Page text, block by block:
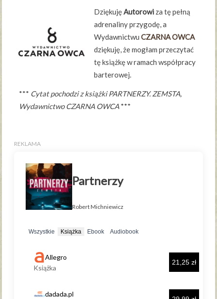
Dziękuję Autorowi za tę pełną
adrenaliny przygodę, a
WydawnictwuCZARNA OWCA
dziękuję, że mogłam przeczytać
tę książkę w ramach współpracy
barterowej.
*** Cytat pochodzi z książki PARTNERZY. ZEMSTA,
Wydawnictwo CZARNA OWCA ***